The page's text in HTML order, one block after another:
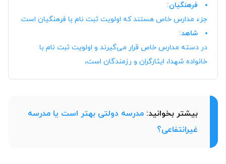
فرهنگیان:
جزء مدارس خاص هستند که اولویت ثبت نام با فرهنگیان است.
شاهد:
در دسته مدارس خاص قرار می‌گیرند و اولویت ثبت نام با
خانواده شهدا، ایثارگران و رزمندگان است،
بیشتر بخوانید: مدرسه دولتی بهتر است یا مدرسه
غیرانتفاعی؟